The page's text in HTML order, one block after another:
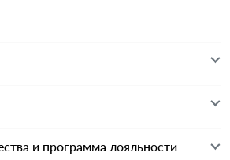
и программа лояльности